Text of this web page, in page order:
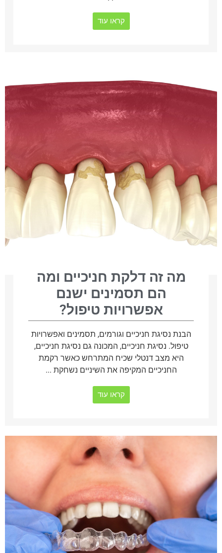
קראו עוד
מה זה דלקת חניכיים ומה
הם תסמינים ישנם
אפשרויות טיפול?
הבנת נסיגת חניכיים וגורמים, תסמינים ואפשרויות
טיפול. נסיגת חניכיים, המכונה גם נסיגת חניכיים,
היא מצב דנטלי שכיח המתרחש כאשר רקמת
החניכיים המקיפה את השיניים נשחקת ...
קראו עוד